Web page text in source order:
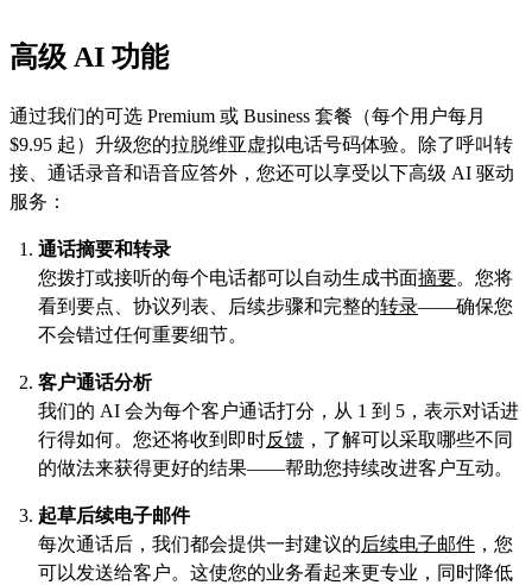
高级 AI 功能
通过我们的可选 Premium 或 Business 套餐（每个用户每月
$9.95 起）升级您的拉脱维亚虚拟电话号码体验。除了呼叫转
接、通话录音和语音应答外，您还可以享受以下高级 AI 驱动
服务：
通话摘要和转录
您拨打或接听的每个电话都可以自动生成书面摘要。您将
看到要点、协议列表、后续步骤和完整的转录——确保您
不会错过任何重要细节。
客户通话分析
我们的 AI 会为每个客户通话打分，从 1 到 5，表示对话进
行得如何。您还将收到即时反馈 ，了解可以采取哪些不同
的做法来获得更好的结果——帮助您持续改进客户互动。
起草后续电子邮件
每次通话后，我们都会提供一封建议的后续电子邮件 ，您
可以发送给客户。这使您的业务看起来更专业，同时降低